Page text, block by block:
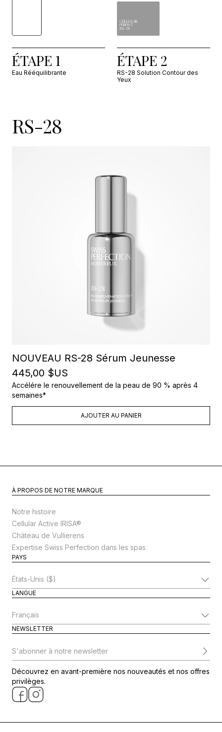
ÉTAPE 1
Eau Rééquilibrante
ÉTAPE 2
RS-28 Solution Contour des
Yeux
RS-28
NOUVEAU RS-28 Sérum Jeunesse
445,00 $US
Accélére le renouvellement de la peau de 90 % après 4
semaines*
AJOUTER AU PANIER
À PROPOS DE NOTRE MARQUE
Notre histoire
Cellular Active IRISA®
Château de Vullierens
Expertise Swiss Perfection dans les spas
PAYS
Modifier le pays
LANGUE
Modifier la langue
NEWSLETTER
S'abonner à notre newsletter
Découvrez en avant-première nos nouveautés et nos offres
privilèges.